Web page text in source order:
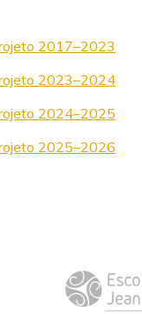
2017–2023
2023–2024
2024–2025
2025–2026